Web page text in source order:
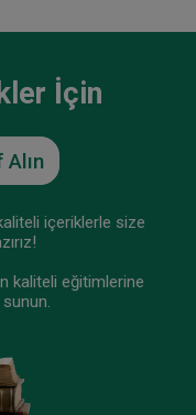
İçin
içeriklerle size
kaliteli eğitimlerine
sunun.